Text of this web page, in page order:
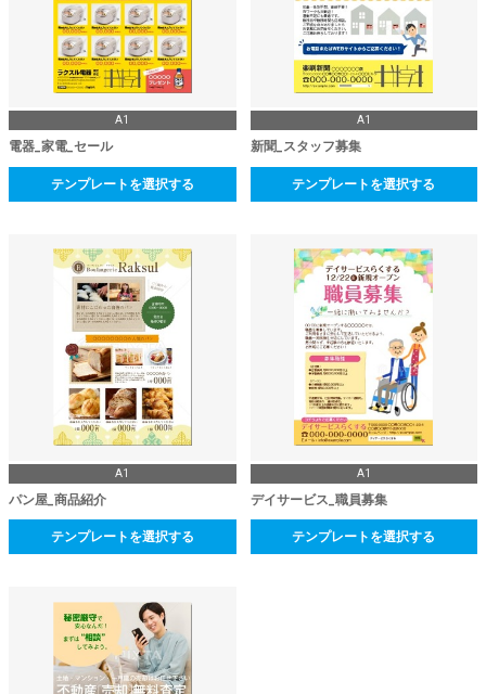
A1
電器_家電_セール
テンプレートを選択する
A1
新聞_スタッフ募集
テンプレートを選択する
A1
パン屋_商品紹介
テンプレートを選択する
A1
デイサービス_職員募集
テンプレートを選択する